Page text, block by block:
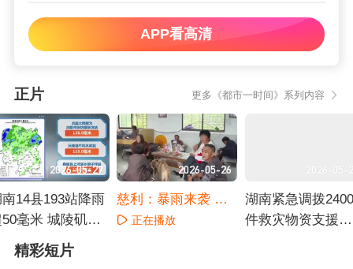
APP看高清
正片 更多《都市一时间》系列内容
2026-05-27
14县193站降雨
毫米 城陵矶站
较历年同期高3.
米
正在播放
2026-05-26
慈利：暴雨来袭 转
移群众不落一人
正在播放
2026-05-
湖南紧急调拨2400
件救灾物资支援石
精彩短片